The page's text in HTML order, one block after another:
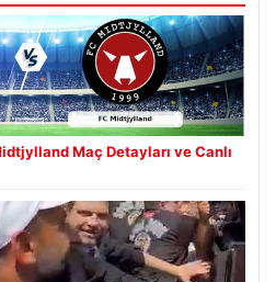
Maç Detayları ve Canlı